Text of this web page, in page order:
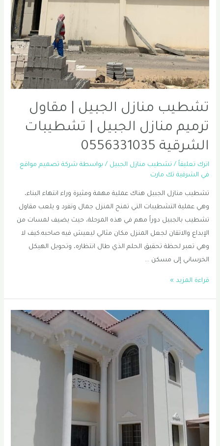
تشطيب منازل الجبيل | مقاول
ترميم منازل الجبيل | تشطيبات
الشرقية 0556331035
اترك تعليقاً / تشطيب منازل الجبيل / بواسطة شركة تصميم مواقع
في الشرقية تك مارت
تشطيب منازل الجبيل هناك عملية مهمة ومثيرة وراء انتهاء البناء،
وهي عملية التشطيبات التي تمنح المنزل جمال وتفرد و يلعب مقاول
تشطيب بالجبيل دوراً مهم في هذه المرحلة، حيث يضيف لمسات من
الإبداع والاتقان لجعل المنزل مكان مثالي ليعيش فيه صاحبه.كيف لا
وهي تعبر لحظة تحقيق الحلم الذي طال انتظاره، وتحويل الهيكل
الخرساني إلى مسكن …
تشطيب
ترميم
منازل
الجبيل
تشطيبات
الشرقية
0556331035
قراءة المزيد »